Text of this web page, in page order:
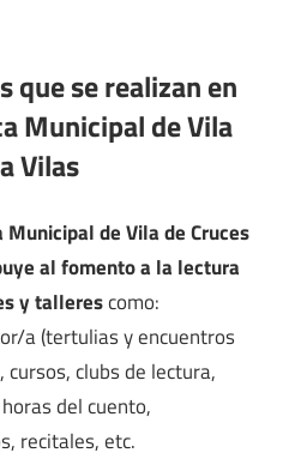
que se realizan en
Municipal de Vila
Vilas
de Vila de Cruces
al fomento a la lectura
y tallerescomo:
a (tertulias y encuentros
clubs de lectura,
del cuento,
recitales, etc.